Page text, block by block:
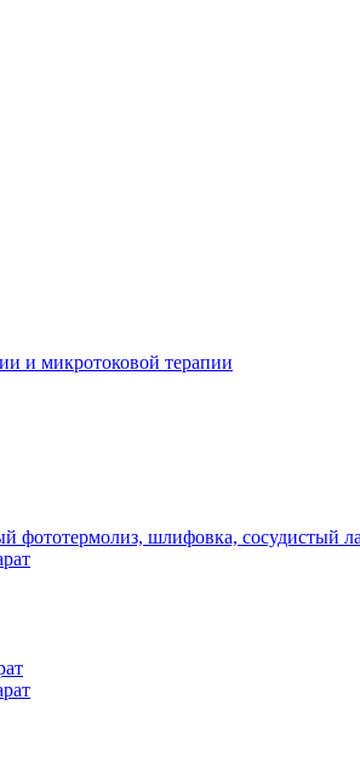
и микротоковой терапии
фототермолиз, шлифовка, сосудистый